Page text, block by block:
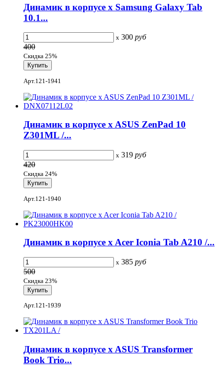
Динамик в корпусе x Samsung Galaxy Tab
10.1...
x 300 руб
400
Скидка 25%
Арт.121-1941
Динамик в корпусе x ASUS ZenPad 10
Z301ML /...
x 319 руб
420
Скидка 24%
Арт.121-1940
Динамик в корпусе x Acer Iconia Tab A210 /...
x 385 руб
500
Скидка 23%
Арт.121-1939
Динамик в корпусе x ASUS Transformer
Book Trio...